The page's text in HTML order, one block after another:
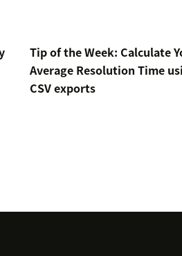
Tip of the Week: Calculate
Average Resolution Time
CSV exports